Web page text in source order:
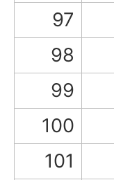
97
98
99
100
101